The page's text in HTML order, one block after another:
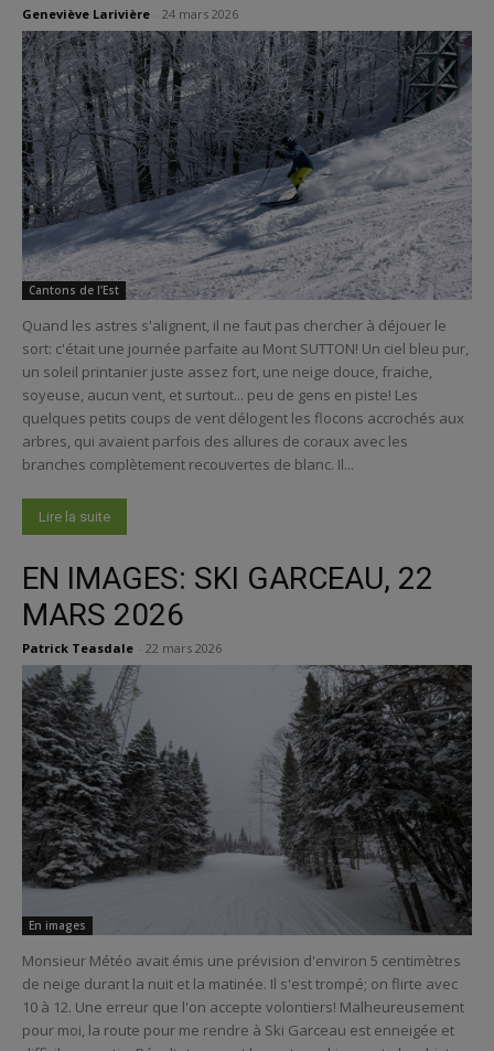
Geneviève Larivière 24 mars 2026
Cantons de l’Est
Quand les astres s'alignent, il ne faut pas chercher à déjouer le
sort: c'était une journée parfaite au Mont SUTTON! Un ciel bleu pur,
un soleil printanier juste assez fort, une neige douce, fraiche,
soyeuse, aucun vent, et surtout... peu de gens en piste! Les
quelques petits coups de vent délogent les flocons accrochés aux
arbres, qui avaient parfois des allures de coraux avec les
branches complètement recouvertes de blanc. Il...
Lire la suite
EN IMAGES: SKI GARCEAU, 22
MARS 2026
Patrick Teasdale 22 mars 2026
En images
Monsieur Météo avait émis une prévision d'environ 5 centimètres
de neige durant la nuit et la matinée. Il s'est trompé; on flirte avec
10 à 12. Une erreur que l'on accepte volontiers! Malheureusement
pour moi, la route pour me rendre à Ski Garceau est enneigée et